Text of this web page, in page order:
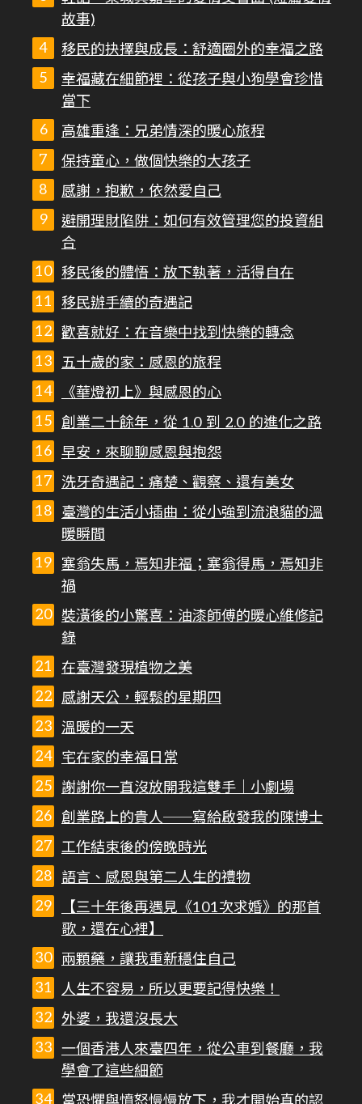
故事)
移民的抉擇與成長：舒適圈外的幸福之路
幸福藏在細節裡：從孩子與小狗學會珍惜
當下
高雄重逢：兄弟情深的暖心旅程
保持童心，做個快樂的大孩子
感謝，抱歉，依然愛自己
避開理財陷阱：如何有效管理您的投資組
合
移民後的體悟：放下執著，活得自在
移民辦手續的奇遇記
歡喜就好：在音樂中找到快樂的轉念
五十歲的家：感恩的旅程
《華燈初上》與感恩的心
創業二十餘年，從 1.0 到 2.0 的進化之路
早安，來聊聊感恩與抱怨
洗牙奇遇記：痛楚、觀察、還有美女
臺灣的生活小插曲：從小強到流浪貓的溫
暖瞬間
塞翁失馬，焉知非福；塞翁得馬，焉知非
禍
裝潢後的小驚喜：油漆師傅的暖心維修記
錄
在臺灣發現植物之美
感謝天公，輕鬆的星期四
溫暖的一天
宅在家的幸福日常
謝謝你一直沒放開我這雙手｜小劇場
創業路上的貴人──寫給啟發我的陳博士
工作結束後的傍晚時光
語言、感恩與第二人生的禮物
【三十年後再遇見《101次求婚》的那首
歌，還在心裡】
兩顆藥，讓我重新穩住自己
人生不容易，所以更要記得快樂！
外婆，我還沒長大
一個香港人來臺四年，從公車到餐廳，我
學會了這些細節